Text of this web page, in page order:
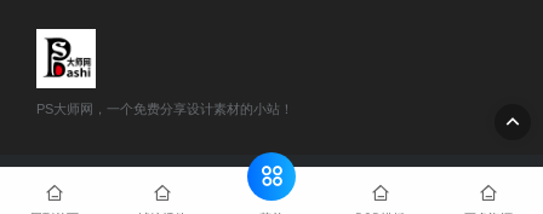
PS大师网，一个免费分享设计素材的小站！
© 2024 PS大师网 - www.psdashi.com All rights reserved
网站地
豫公网安备41110002000302号 豫ICP备2024047263号-1